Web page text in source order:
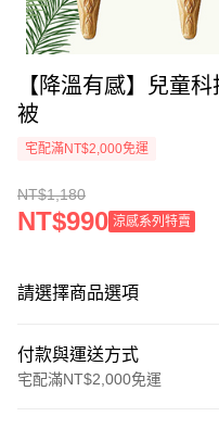
【降溫有感】兒童
被
宅配滿NT$2,000免運
NT$1,180
NT$990 涼感系列特賣
請選擇商品選項
付款與運送方式
宅配滿NT$2,000免運